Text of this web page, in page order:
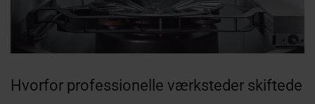
Hvorfor professionelle værksteder skiftede